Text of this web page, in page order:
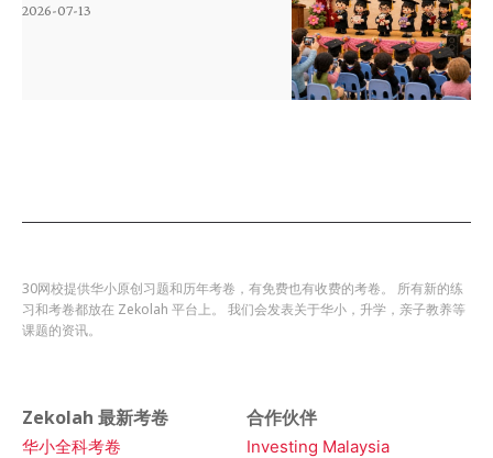
2026-07-13
30网校提供华小原创习题和历年考卷，有免费也有收费的考卷。 所有新的练
习和考卷都放在 Zekolah 平台上。 我们会发表关于华小，升学，亲子教养等
课题的资讯。
Zekolah 最新考卷
华小全科考卷
合作伙伴
Investing Malaysia